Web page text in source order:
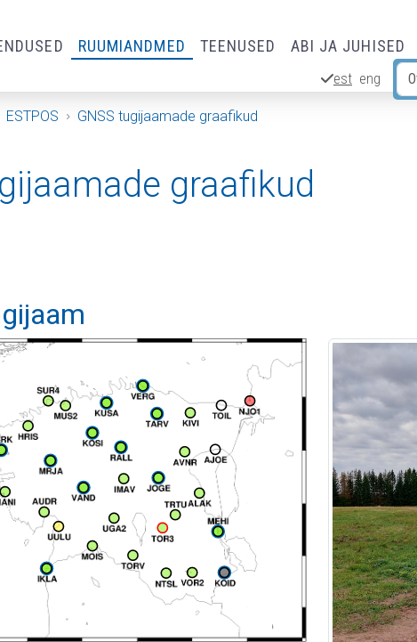
RUUMIANDMED TEENUSED ABI JA JUHISED
est eng
ESTPOS GNSS tugijaamade graafikud
graafikud